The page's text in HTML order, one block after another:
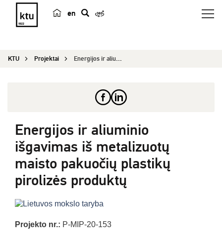
en
e
KTU Projektai Energijos ir aliuminio išgavimas iš metalizuotų ...
Energijos ir aliuminio
išgavimas iš metalizuotų
maisto pakuočių plastikų
pirolizės produktų
Projekto nr.: P-MIP-20-153